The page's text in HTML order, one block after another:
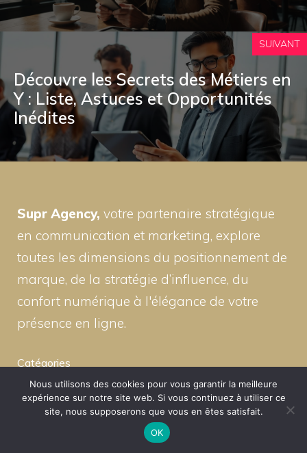
SUIVANT
Découvre les Secrets des Métiers en
Y : Liste, Astuces et Opportunités
Inédites
Supr Agency, votre partenaire stratégique
en communication et marketing, explore
toutes les dimensions du positionnement de
marque, de la stratégie d’influence, du
confort numérique à l'élégance de votre
présence en ligne.
Catégories
Marketing
Nous utilisons des cookies pour vous garantir la meilleure
expérience sur notre site web. Si vous continuez à utiliser ce
site, nous supposerons que vous en êtes satisfait.
OK